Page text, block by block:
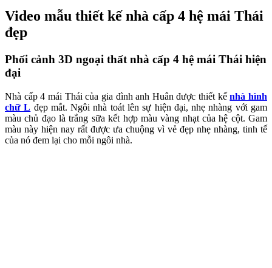
Video mẫu thiết kế nhà cấp 4 hệ mái Thái
đẹp
Phối cảnh 3D ngoại thất nhà cấp 4 hệ mái Thái hiện
đại
Nhà cấp 4 mái Thái của gia đình anh Huân được thiết kếnhà hình
chữ L đẹp mắt. Ngôi nhà toát lên sự hiện đại, nhẹ nhàng với gam
màu chủ đạo là trắng sữa kết hợp màu vàng nhạt của hệ cột. Gam
màu này hiện nay rất được ưa chuộng vì vẻ đẹp nhẹ nhàng, tinh tế
của nó đem lại cho mỗi ngôi nhà.